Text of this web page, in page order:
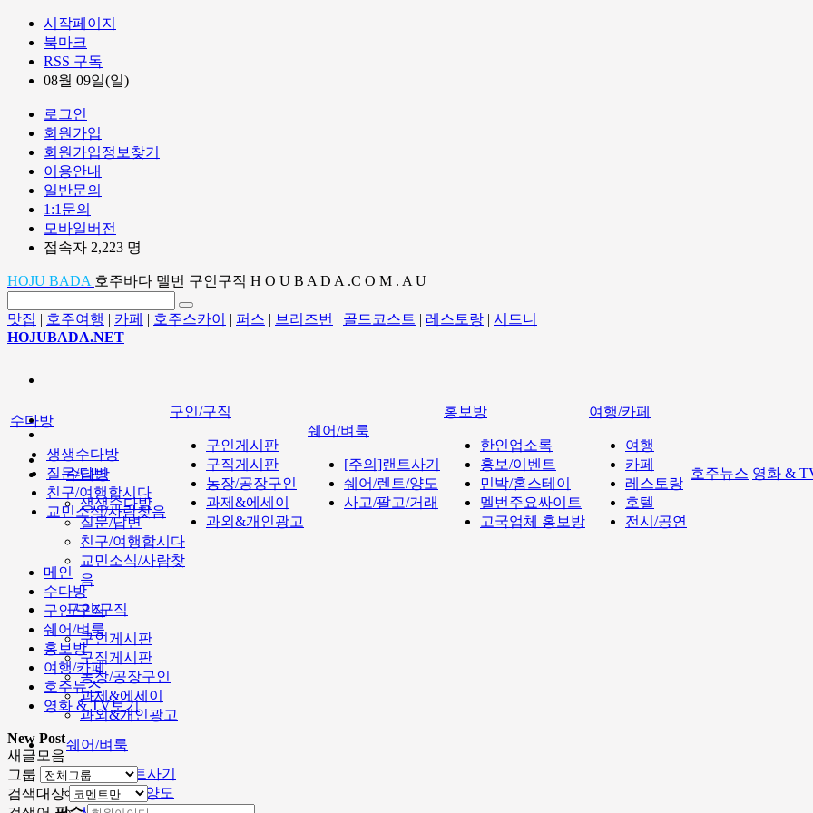
시작페이지
북마크
RSS 구독
08월 09일(일)
로그인
회원가입
회원가입정보찾기
이용안내
일반문의
1:1문의
모바일버전
접속자 2,223 명
HOJU BADA 호주바다 멜번 구인구직 H O U B A D A .C O M . A U
맛집 | 호주여행 | 카페 | 호주스카이 | 퍼스 | 브리즈번 | 골드코스트 | 레스토랑 | 시드니
HOJUBADA.NET
수다방
생생수다방
질문/답변
친구/여행합시다
교민소식/사람찾
음
구인/구직
구인게시판
구직게시판
농장/공장구인
과제&에세이
과외&개인광고
쉐어/벼룩
[주의]랜트사기
쉐어/렌트/양도
수다방
생생수다방
질문/답변
친구/여행합시다
교민소식/사람찾음
구인/구직
구인게시판
구직게시판
농장/공장구인
과제&에세이
과외&개인광고
쉐어/벼룩
[주의]랜트사기
쉐어/렌트/양도
사고/팔고/거래
홍보방
한인업소록
홍보/이벤트
민박/홈스테이
멜번주요싸이트
고국업체 홍보방
여행/카페
여행
카페
레스토랑
호텔
전시/공연
호주뉴스 영화 &
메인
수다방
구인/구직
쉐어/벼룩
홍보방
여행/카페
호주뉴스
영화 & TV보기
New Post
새글모음
그룹
검색대상